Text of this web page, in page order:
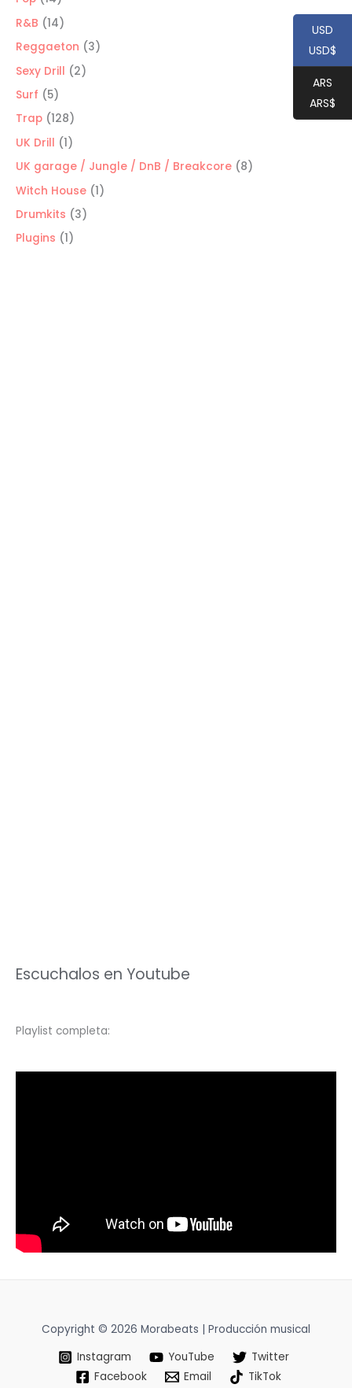
productos
R&B 1414
productos
Reggaeton 33
Sexy Drill 22
Surf 55
productos
Trap 128128
productos
UK Drill 11
producto
UK garage / Jungle / DnB / Breakcore 88
Witch House 11
Drumkits 33
Plugins 11
Escuchalos en Youtube
Playlist completa:
Copyright © 2026 Morabeats | Producción musical
Instagram
YouTube
Twitter
Facebook
Email TikTok
USD
USD$
ARS
ARS$